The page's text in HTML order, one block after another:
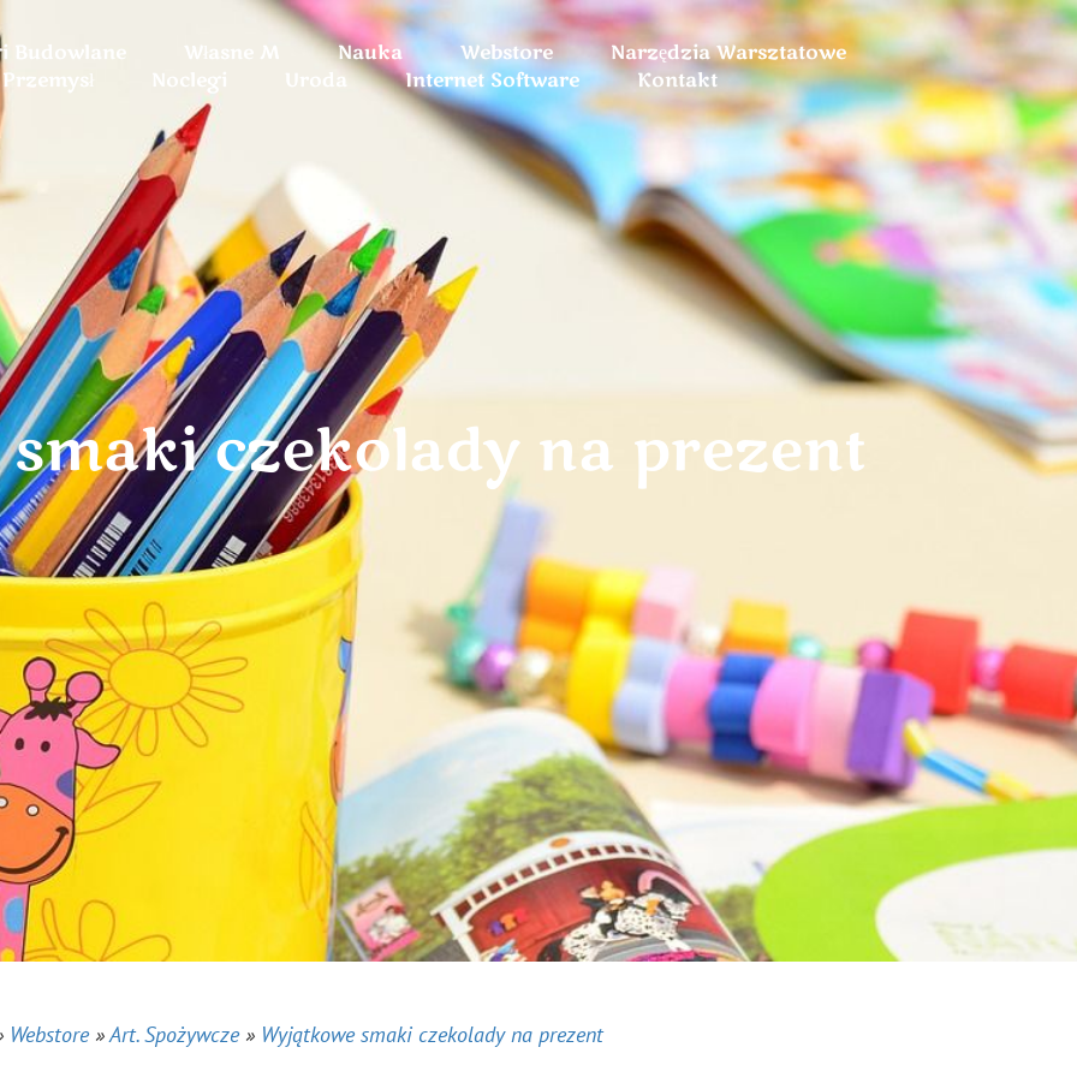
Budowlane Własne M Nauka Webstore
Narzędzia Warsztatowe
Przemysł
Noclegi Uroda Internet Software Kontakt
czekolady na prezent
Webstore»Art. Spożywcze» Wyjątkowe smaki czekolady na prezent